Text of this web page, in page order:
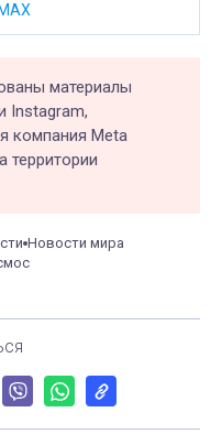
MAX
материалы
Instagram,
компания Meta
территории
Новости мира